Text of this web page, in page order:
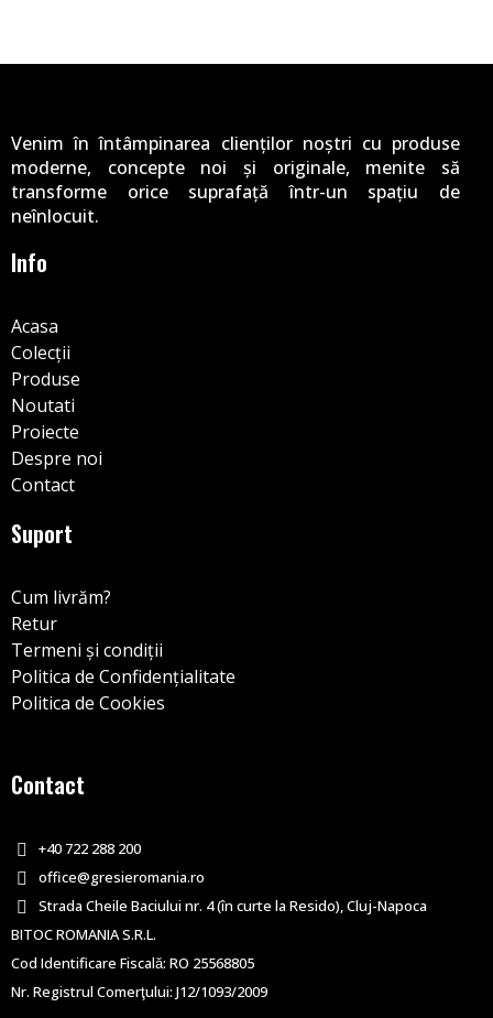
Venim în întâmpinarea clienților noștri cu produse
moderne, concepte noi și originale, menite să
transforme orice suprafață într-un spațiu de
neînlocuit.
Info
Acasa
Colecții
Produse
Noutati
Proiecte
Despre noi
Contact
Suport
Cum livrăm?
Retur
Termeni și condiții
Politica de Confidențialitate
Politica de Cookies
Contact
+40 722 288 200
office@gresieromania.ro
Strada Cheile Baciului nr. 4 (în curte la Resido), Cluj-Napoca
BITOC ROMANIA S.R.L.
Cod Identificare Fiscală: RO 25568805
Nr. Registrul Comerţului: J12/1093/2009